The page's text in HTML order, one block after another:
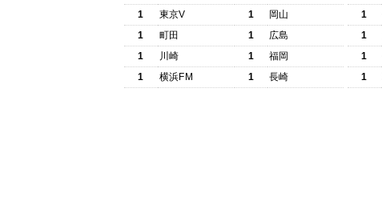
1
東京V 1
岡山
1
町田 1
広島
1
川崎 1
福岡
1
横浜FM 1 長崎
1
1
1
1